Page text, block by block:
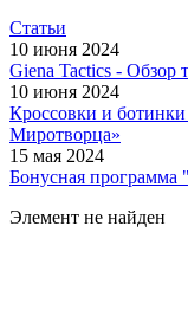
Статьи
10 июня 2024
Giena Tactics - Обзор
10 июня 2024
Кроссовки и
Миротворца»
15 мая 2024
Бонусная
Элемент не найден